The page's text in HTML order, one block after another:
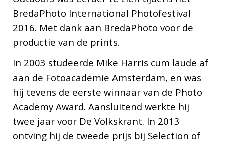
BredaPhoto International Photofestival
2016. Met dank aan BredaPhoto voor de
productie van de prints.
In 2003 studeerde Mike Harris cum laude af
aan de Fotoacademie Amsterdam, en was
hij tevens de eerste winnaar van de Photo
Academy Award. Aansluitend werkte hij
twee jaar voor De Volkskrant. In 2013
ontving hij de tweede prijs bij Selection of